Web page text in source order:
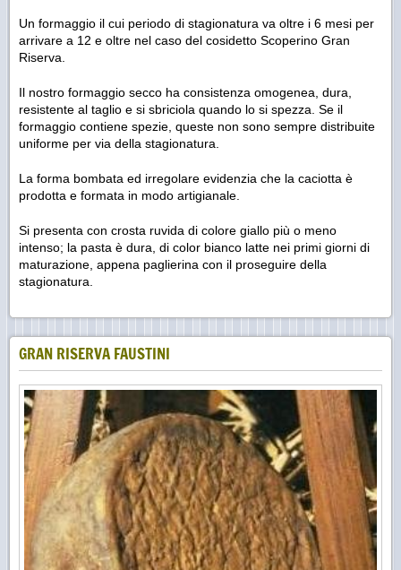
Un formaggio il cui periodo di stagionatura va oltre i 6 mesi per
arrivare a 12 e oltre nel caso del cosidetto Scoperino Gran
Riserva.
Il nostro formaggio secco ha consistenza omogenea, dura,
resistente al taglio e si sbriciola quando lo si spezza. Se il
formaggio contiene spezie, queste non sono sempre distribuite
uniforme­ per via della stagionatura.
La forma bombata ed irregolare evidenzia che la caciotta è
prodotta e formata in modo artigianale.
Si presenta con crosta ruvida di colore giallo più o meno
intenso; la pasta è dura, di color bianco latte nei primi giorni di
maturazione, appena paglierina con il proseguire della
stagionatura.
GRAN RISERVA FAUSTINI